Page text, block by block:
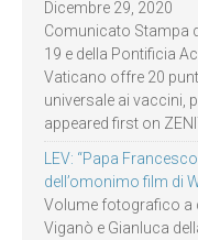
Dicembre 29, 2020
Comunicato Stampa
19 e della Pontificia
Vaticano offre 20
universale ai vaccini,
appeared first on
LEV: “Papa
dell’omonimo film di
Volume fotografico a
Viganò e Gianluca